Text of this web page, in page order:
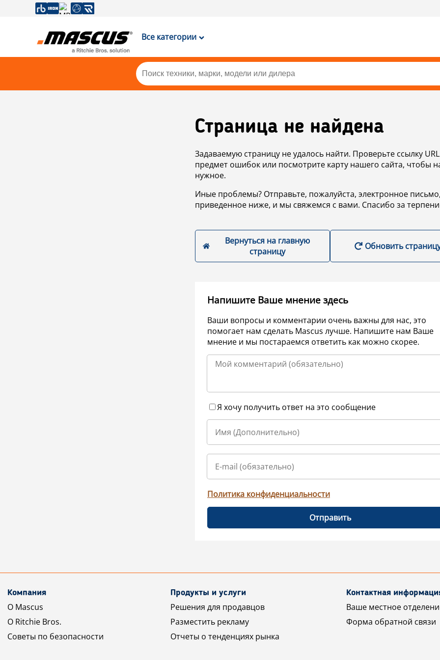
Все категории
Страница не найдена
Задаваемую страницу не удалось найти. Проверьте ссылку
предмет ошибок или посмотрите карту нашего сайта, чтобы
нужное.
Иные проблемы? Отправьте, пожалуйста, электронное
приведенное ниже, и мы свяжемся с вами. Спасибо за
Вернуться на главную
страницу
Обновить
Напишите Ваше мнение здесь
Ваши вопросы и комментарии очень важны для нас, это
помогает нам сделать Mascus лучше. Напишите нам Ваше
мнение и мы постараемся ответить как можно скорее.
Я хочу получить ответ на это сообщение
Политика конфиденциальности
Отправить
Компания
О Mascus
О Ritchie Bros.
Советы по безопасности
Продукты и услуги
Решения для продавцов
Разместить рекламу
Отчеты о тенденциях рынка
Контактная
Ваше местное
Форма обратной связи